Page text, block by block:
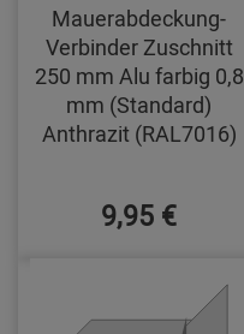
Mauerabdeckung-
Verbinder Zuschnitt
250 mm Alu farbig 0,8
mm (Standard)
Anthrazit (RAL7016)
9,95 €